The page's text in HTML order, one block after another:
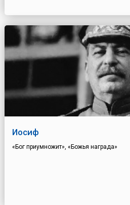
Иосиф
«Бог приумножит», «Божья награда»